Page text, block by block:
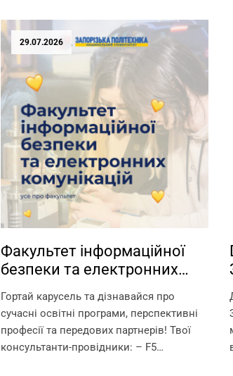
29.07.2026
Факультет інформаційної
безпеки та електронних
комунікацій НУ «Запорізька
політехніка» — володарі
технологічного світу.
Гортай карусель та дізнавайся про
сучасні освітні програми, перспективні
професії та передових партнерів! Твої
консультанти-провідники: – F5